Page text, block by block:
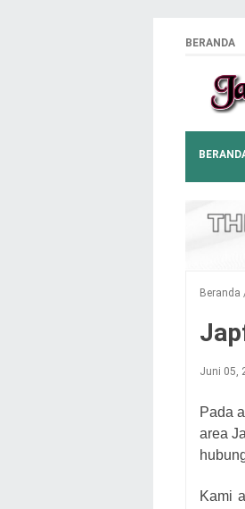
BERANDA
Beranda
Juni 05,
Pada
area
Kami